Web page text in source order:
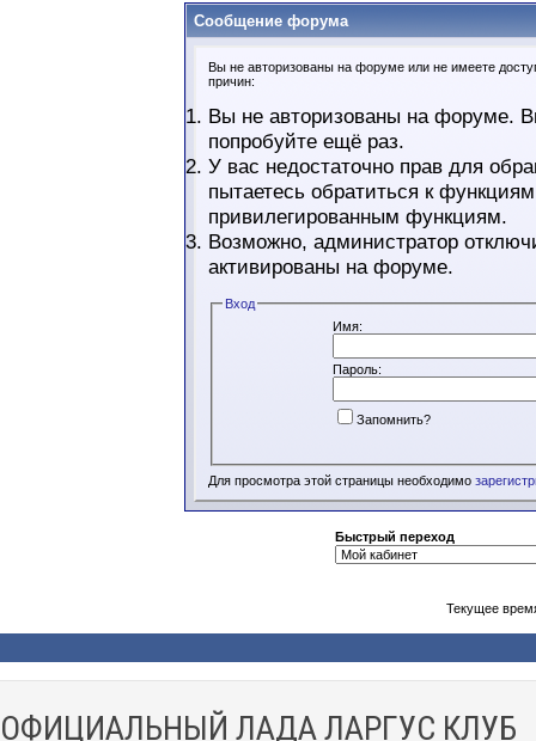
Сообщение форума
Вы не авторизованы на форуме или не имеете
причин:
Вы не авторизованы на форуме.
попробуйте ещё раз.
У вас недостаточно прав для
пытаетесь обратиться к
привилегированным функциям.
Возможно, администратор
активированы на форуме.
Вход
Имя:
Пароль:
Запомнить?
Для просмотра этой страницы необходимо
Быстрый переход
Текущее
ОФИЦИАЛЬНЫЙ ЛАДА ЛАРГУС КЛУБ